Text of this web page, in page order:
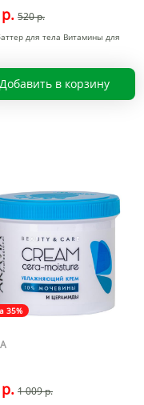
520 р.
для тела Витамины для
Добавить в корзину
35%
1 009 р.